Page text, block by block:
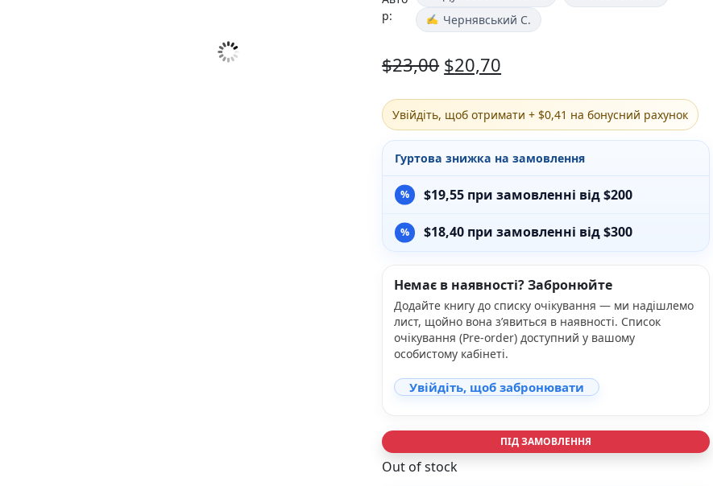
Різдвяно-зимові
На День Валентина
Українська класика
Проза
Поезія та драматургія
Романи
Детективи
Фантастика та фентезі
Саморозвиток, мотивація, філософія
Батьківство та виховання
Книги про Україну
Біографічні твори
Біблії
Духовна література
Ігри для дорослих
Книги для дітей
Картонні книги для найменших
р:
Чернявський С.
$23,00 $20,70
Увійдіть, щоб отримати + $0,41 на бонусний рахунок
Гуртова знижка на замовлення
$19,55при замовленні від $200
$18,40при замовленні від $300
Немає в наявності? Забронюйте
Додайте книгу до списку очікування — ми надішлемо
лист, щойно вона з’явиться в наявності. Список
очікування (Pre-order) доступний у вашому
особистому кабінеті.
Увійдіть, щоб забронювати
ПІД ЗАМОВЛЕННЯ
Out of stock